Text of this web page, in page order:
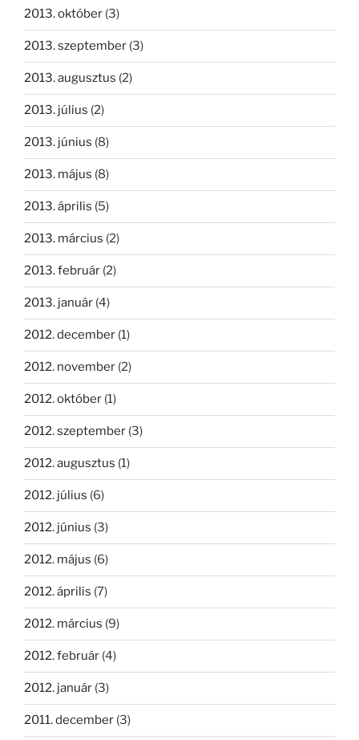
2013. október (3)
2013. szeptember (3)
2013. augusztus (2)
2013. július (2)
2013. június (8)
2013. május (8)
2013. április (5)
2013. március (2)
2013. február (2)
2013. január (4)
2012. december (1)
2012. november (2)
2012. október (1)
2012. szeptember (3)
2012. augusztus (1)
2012. július (6)
2012. június (3)
2012. május (6)
2012. április (7)
2012. március (9)
2012. február (4)
2012. január (3)
2011. december (3)